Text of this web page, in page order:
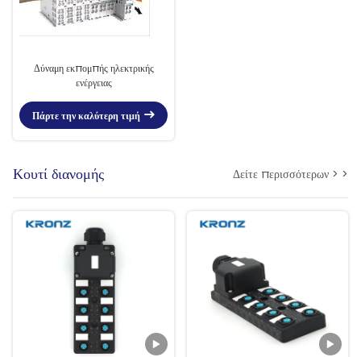
Δύναμη εκπομπής ηλεκτρικής
ενέργειας
Πάρτε την καλύτερη τιμή
Κουτί διανομής Δείτε περισσότερων > >